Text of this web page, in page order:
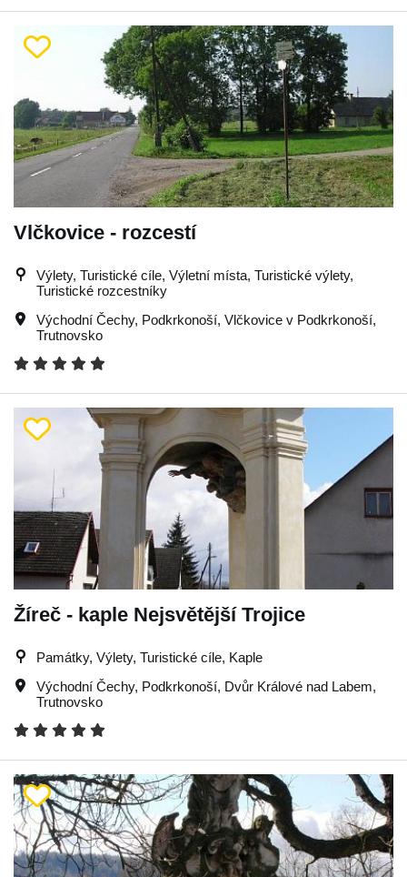
Vlčkovice - rozcestí
Výlety, Turistické cíle, Výletní místa, Turistické výlety,
Turistické rozcestníky
Východní Čechy, Podkrkonoší, Vlčkovice v Podkrkonoší,
Trutnovsko
Žíreč - kaple Nejsvětější Trojice
Památky, Výlety, Turistické cíle, Kaple
Východní Čechy, Podkrkonoší, Dvůr Králové nad Labem,
Trutnovsko